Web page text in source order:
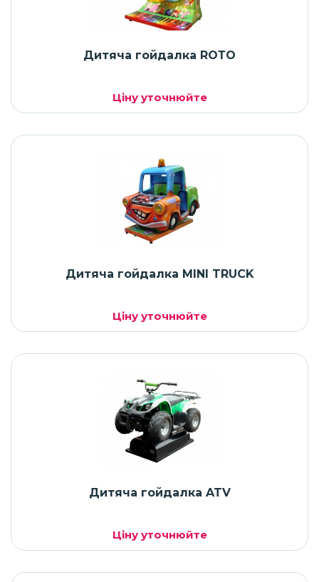
Дитяча гойдалка RОТО
Ціну уточнюйте
Дитяча гойдалка MINI TRUCK
Ціну уточнюйте
Дитяча гойдалка ATV
Ціну уточнюйте